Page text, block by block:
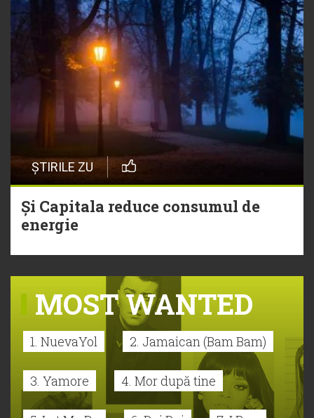
ȘTIRILE ZU
Și Capitala reduce consumul de
energie
MOST WANTED
1. NuevaYol 2. Jamaican (Bam Bam)
3. Yamore 4. Mor după tine